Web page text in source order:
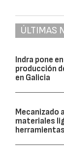
ÚLTIMAS
Indra pone
producción
en Galicia
Mecanizado
materiales